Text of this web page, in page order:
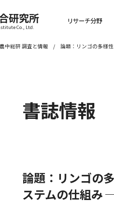
研究所
Co., Ltd.
リサーチ分野
農中総研 調査と情報 論題：リンゴの多様
書誌情報
論題：リンゴの
ステムの仕組み